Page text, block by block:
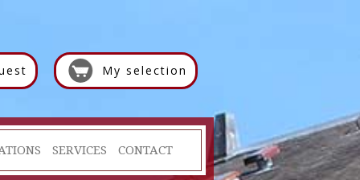
My selection
SERVICES CONTACT